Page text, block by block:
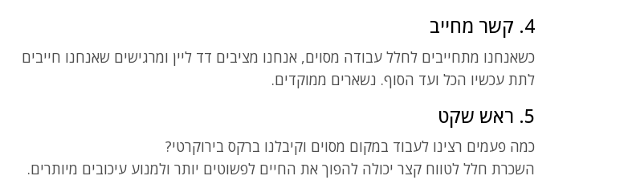
4. קשר מחייב
כשאנחנו מתחייבים לחלל עבודה מסוים, אנחנו מציבים דד ליין ומרגישים שאנחנו חייבים
לתת עכשיו הכל ועד הסוף. נשארים ממוקדים.
5. ראש שקט
כמה פעמים רצינו לעבוד במקום מסוים וקיבלנו ברקס בירוקרטי?
השכרת חלל לטווח קצר יכולה להפוך את החיים לפשוטים יותר ולמנוע עיכובים מיותרים.